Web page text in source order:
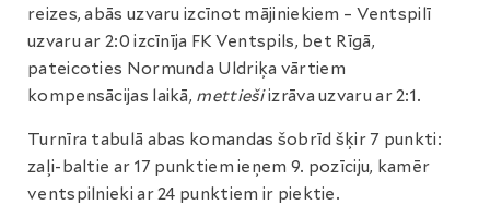
reizes, abās uzvaru izcīnot mājiniekiem – Ventspilī
uzvaru ar 2:0 izcīnīja FK Ventspils, bet Rīgā,
pateicoties Normunda Uldriķa vārtiem
kompensācijas laikā, mettiešiizrāva uzvaru ar 2:1.
Turnīra tabulā abas komandas šobrīd šķir 7 punkti:
zaļi-baltie ar 17 punktiem ieņem 9. pozīciju, kamēr
ventspilnieki ar 24 punktiem ir piektie.